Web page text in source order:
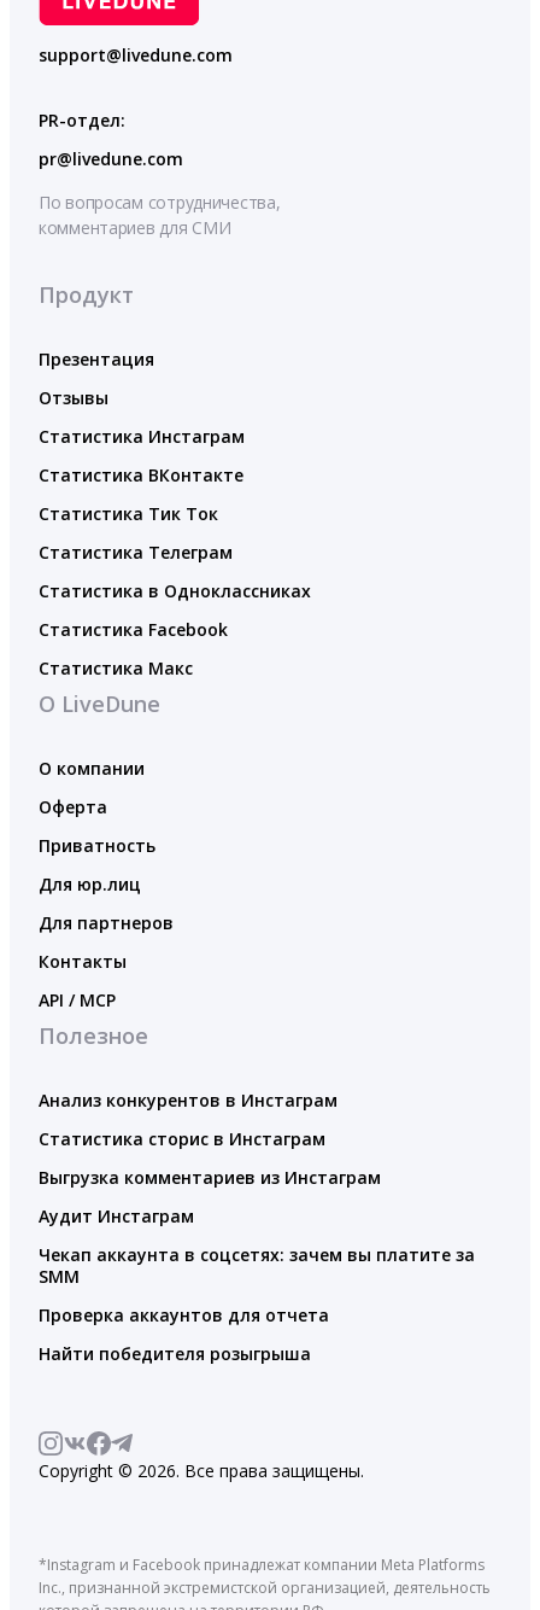
support@livedune.com
PR-отдел:
pr@livedune.com
По вопросам сотрудничества,
комментариев для СМИ
Продукт
Презентация
Отзывы
Статистика Инстаграм
Статистика ВКонтакте
Статистика Тик Ток
Статистика Телеграм
Статистика в Одноклассниках
Статистика Facebook
Статистика Макс
О LiveDune
О компании
Оферта
Приватность
Для юр.лиц
Для партнеров
Контакты
API / MCP
Полезное
Анализ конкурентов в Инстаграм
Статистика сторис в Инстаграм
Выгрузка комментариев из Инстаграм
Аудит Инстаграм
Чекап аккаунта в соцсетях: зачем вы платите за
SMM
Проверка аккаунтов для отчета
Найти победителя розыгрыша
Copyright © 2026. Все права защищены.
*Instagram и Facebook принадлежат компании Meta Platforms
Inc., признанной экстремистской организацией, деятельность